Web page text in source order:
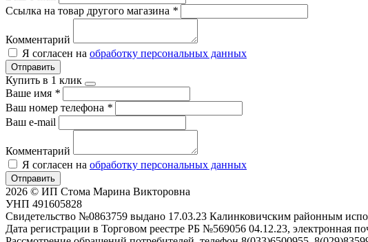
Ссылка на товар другого магазина *
Комментарий
Я согласен на обработку персональных данных
Отправить
Купить в 1 клик
Ваше имя *
Ваш номер телефона *
Ваш e-mail
Комментарий
Я согласен на обработку персональных данных
Отправить
2026 © ИП Стома Марина Викторовна
УНП 491605828
Свидетельство №0863759 выдано 17.03.23 Калинковичским районным
Дата регистрации в Торговом реестре РБ №569056 04.12.23, электронная